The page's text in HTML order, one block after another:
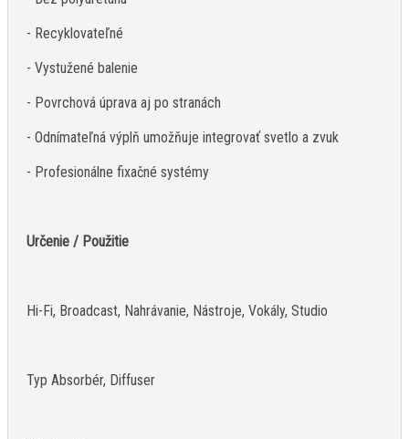
- Recyklovateľné
- Vystužené balenie
- Povrchová úprava aj po stranách
- Odnímateľná výplň umožňuje integrovať svetlo a zvuk
- Profesionálne fixačné systémy
Určenie / Použitie
Hi-Fi, Broadcast, Nahrávanie, Nástroje, Vokály, Studio
Typ Absorbér, Diffuser